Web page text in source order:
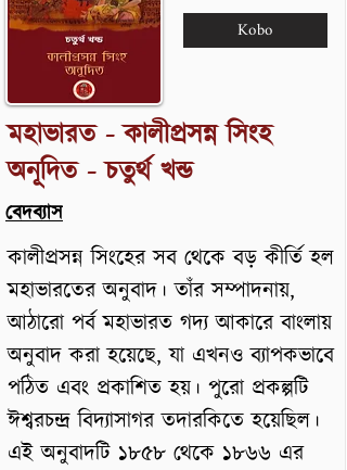
Kobo
মহাভারত - কালীপ্রসন্ন সিংহ
অনূদিত - চতুর্থ খন্ড
বেদব্যাস
কালীপ্রসন্ন সিংহের সব থেকে বড় কীর্তি হল
মহাভারতের অনুবাদ। তাঁর সম্পাদনায়,
আঠারো পর্ব মহাভারত গদ্য আকারে বাংলায়
অনুবাদ করা হয়েছে, যা এখনও ব্যাপকভাবে
পঠিত এবং প্রকাশিত হয়। পুরো প্রকল্পটি
ঈশ্বরচন্দ্র বিদ্যাসাগর তদারকিতে হয়েছিল।
এই অনুবাদটি ১৮৫৮ থেকে ১৮৬৬ এর